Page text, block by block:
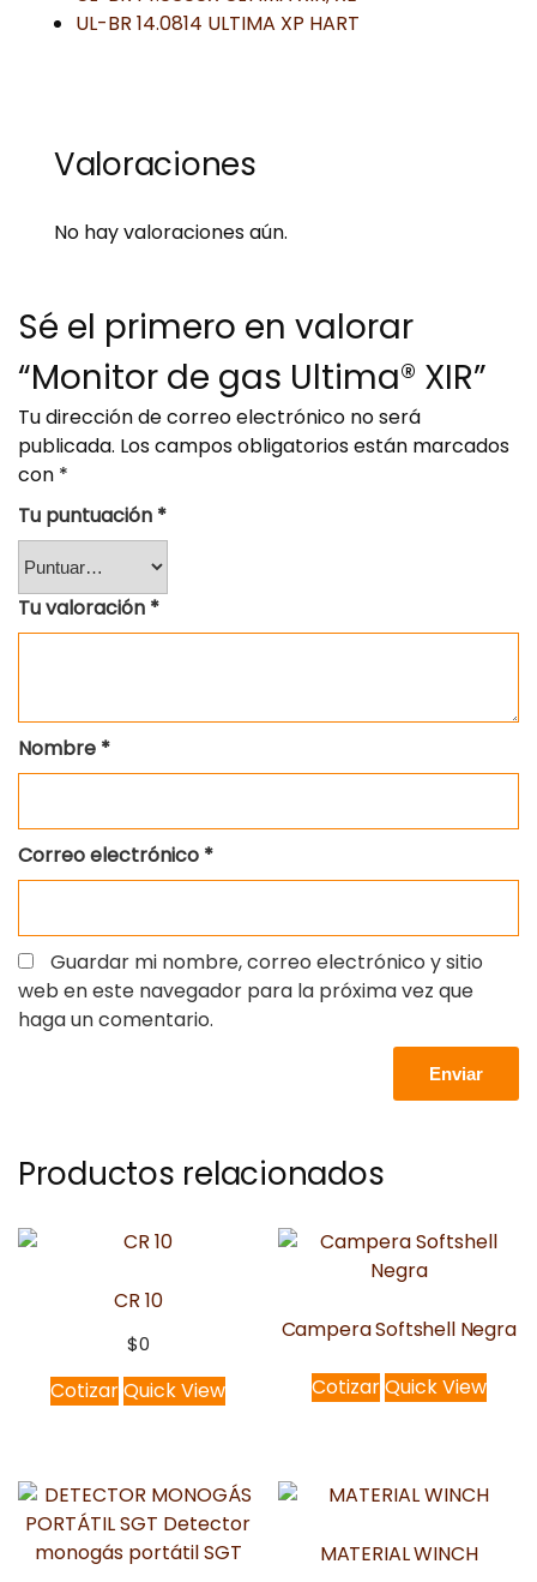
UL-BR 14.0814 ULTIMA XP HART
Valoraciones
No hay valoraciones aún.
Sé el primero en valorar
“Monitor de gas Ultima® XIR”
Tu dirección de correo electrónico no será
publicada. Los campos obligatorios están marcados
con *
Tu puntuación *
Tu valoración *
Nombre *
Correo electrónico *
Guardar mi nombre, correo electrónico y sitio
web en este navegador para la próxima vez que
haga un comentario.
Productos relacionados
CR 10
$0
CotizarQuick View
Campera Softshell Negra
CotizarQuick View
MATERIAL WINCH